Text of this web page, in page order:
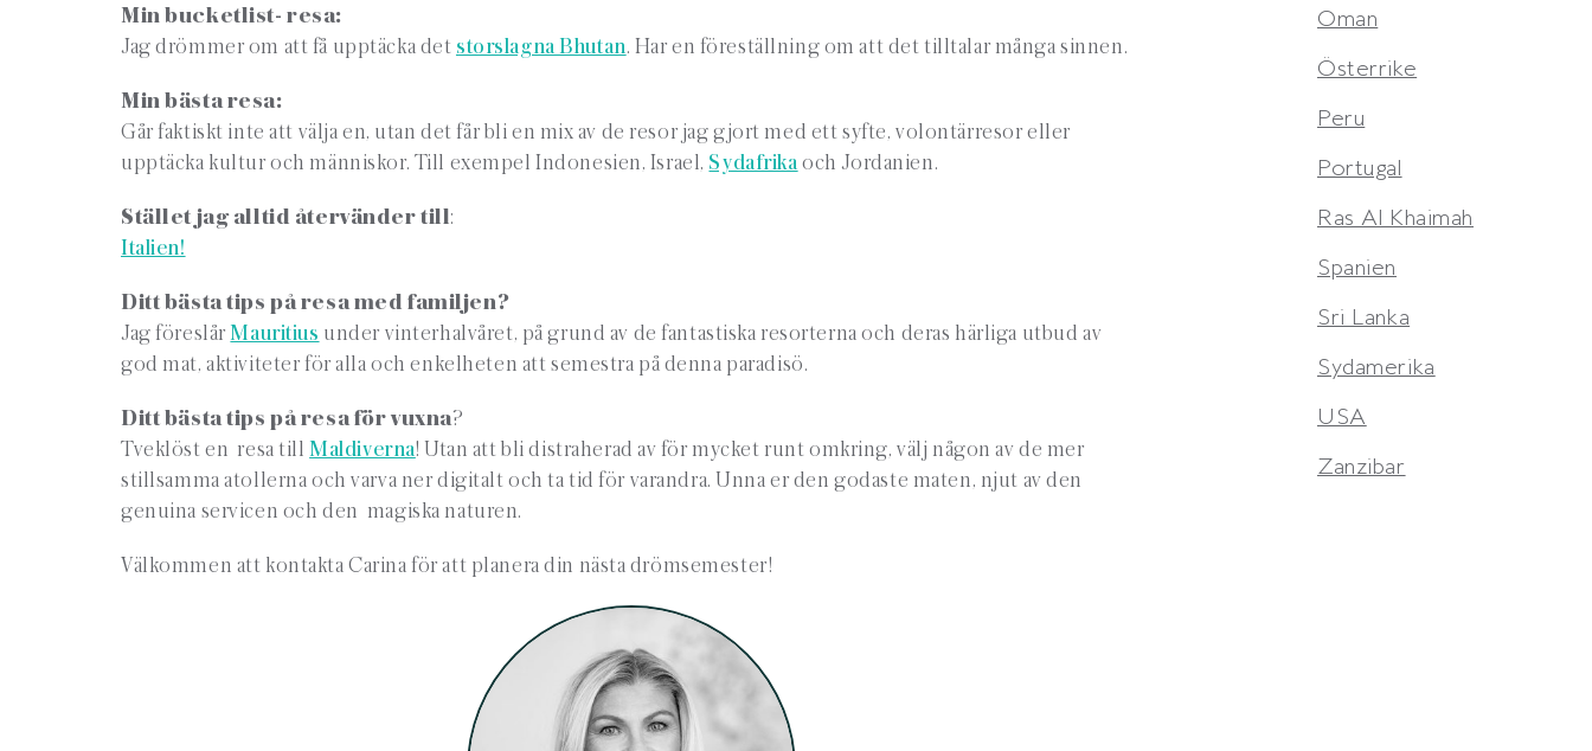
Min bucketlist- resa:
Jag drömmer om att få upptäcka det storslagna Bhutan. Har en föreställning om att det tilltalar många sinnen.
Min bästa resa:
Går faktiskt inte att välja en, utan det får bli en mix av de resor jag gjort med ett syfte, volontärresor eller
upptäcka kultur och människor. Till exempel Indonesien, Israel, Sydafrika och Jordanien.
Stället jag alltid återvänder till:
Italien!
Ditt bästa tips på resa med familjen?
Jag föreslårMauritius under vinterhalvåret, på grund av de fantastiska resorterna och deras härliga utbud av
god mat, aktiviteter för alla och enkelheten att semestra på denna paradisö.
Ditt bästa tips på resa för vuxna?
Tveklöst en resa tillMaldiverna! Utan att bli distraherad av för mycket runt omkring, välj någon av de mer
stillsamma atollerna och varva ner digitalt och ta tid för varandra. Unna er den godaste maten, njut av den
genuina servicen och den magiska naturen.
Välkommen att kontakta Carina för att planera din nästa drömsemester!
Oman
Österrike
Peru
Portugal
Ras Al Khaimah
Spanien
Sri Lanka
Sydamerika
USA
Zanzibar